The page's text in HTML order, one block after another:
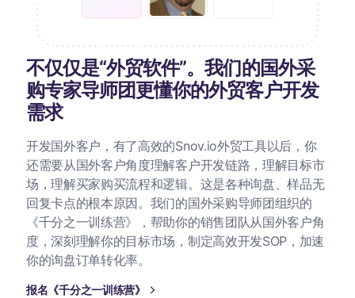
不仅仅是“外贸软件”。我们的国外采
购专家导师团更懂你的外贸客户开发
需求
开发国外客户，有了高效的Snov.io外贸工具以后，你
还需要从国外客户角度理解客户开发链路，理解目标市
场，理解买家购买流程和逻辑。这是各种询盘、样品无
回复卡点的根本原因。我们的国外采购导师团组织的
《千分之一训练营》，帮助你的销售团队从国外客户角
度，深刻理解你的目标市场，制定高效开发SOP，加速
你的询盘订单转化率。
报名《千分之一训练营》